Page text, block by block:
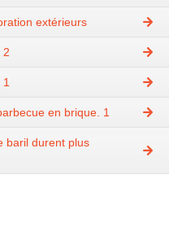
extérieurs
2
1
en brique. 1
baril durent plus